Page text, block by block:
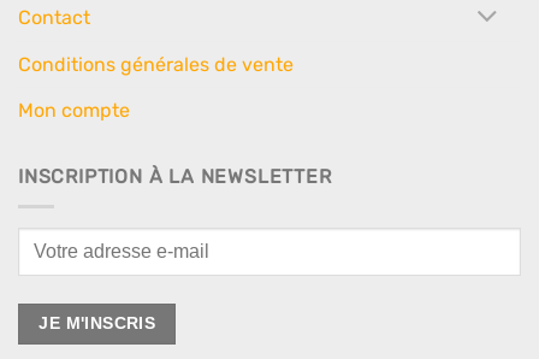
Contact
Conditions générales de vente
Mon compte
INSCRIPTION À LA NEWSLETTER